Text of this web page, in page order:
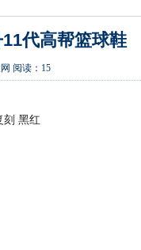
代高帮篮球鞋
阅读：15
黑红